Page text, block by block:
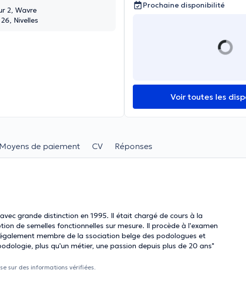
2, Wavre
Nivelles
Prochaine disponibilité
Voir toutes les
Moyens de paiement CV Réponses
grande distinction en 1995. Il était chargé de cours à la
de semelles fonctionnelles sur mesure. Il procède à l'examen
membre de la ssociation belge des podologues et
plus qu'un métier, une passion depuis plus de 20 ans"
sur des informations vérifiées.